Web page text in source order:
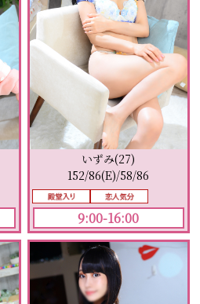
いずみ(27)
152/86(E)/58/86
9:00-16:00